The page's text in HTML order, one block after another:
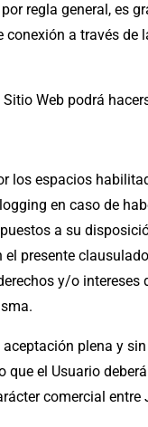
regla general,
a través
Web podrá
los espacios
en caso de
a su
presente
y/o
plena y
el Usuario
comercial entre